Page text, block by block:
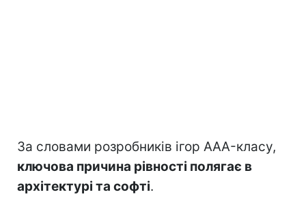
За словами розробників ігор AAA-класу,
ключова причина рівності полягає в
архітектурі та софті.